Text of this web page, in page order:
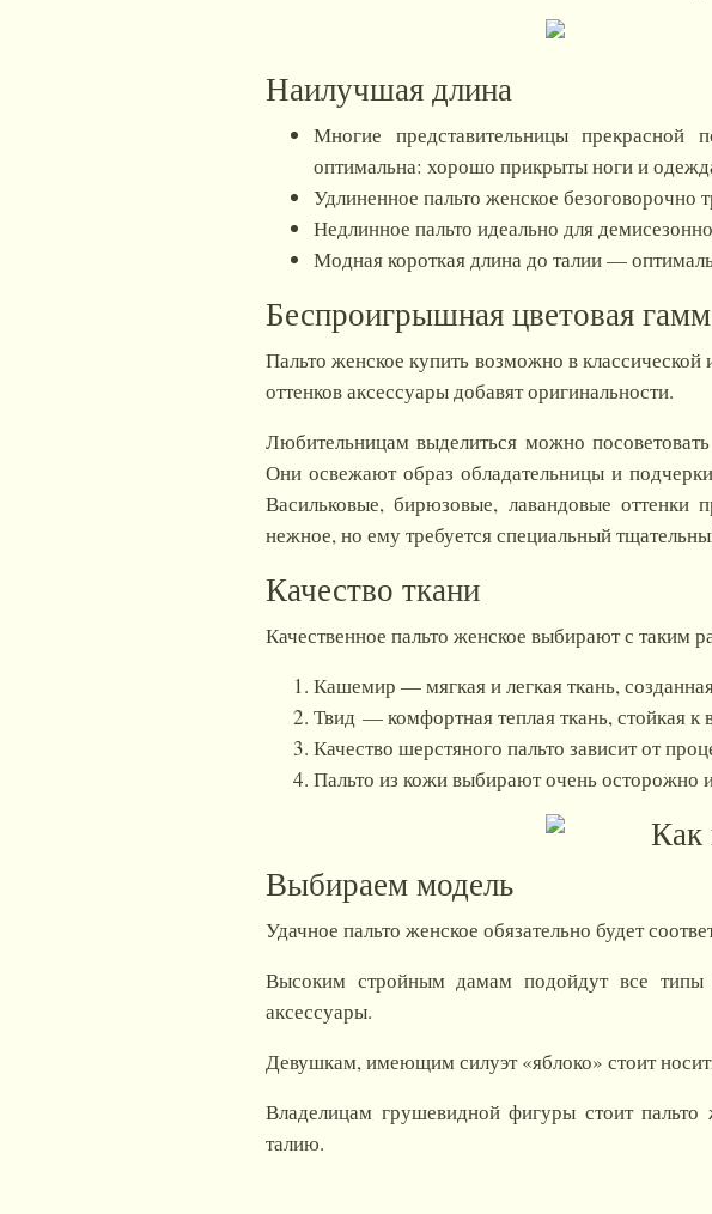
Наилучшая длина
Многие представительницы
оптимальна: хорошо прикрыты ноги и
Удлиненное пальто женское безоговорочно
Недлинное пальто идеально для
Модная короткая длина до талии —
Беспроигрышная цветовая
Пальто женское купить возможно в
оттенков аксессуары добавят оригинальности.
Любительницам выделиться можно
Они освежают образ обладательницы и
Васильковые, бирюзовые, лавандовые оттенки
нежное, но ему требуется специальный
Качество ткани
Качественное пальто женское выбирают с таким
Кашемир — мягкая и легкая ткань,
Твид — комфортная теплая ткань, стойкая к
Качество шерстяного пальто зависит от
Пальто из кожи выбирают очень осторожно
Выбираем модель
Удачное пальто женское обязательно будет
Высоким стройным дамам подойдут все
аксессуары.
Девушкам, имеющим силуэт «яблоко» стоит
Владелицам грушевидной фигуры стоит
талию.